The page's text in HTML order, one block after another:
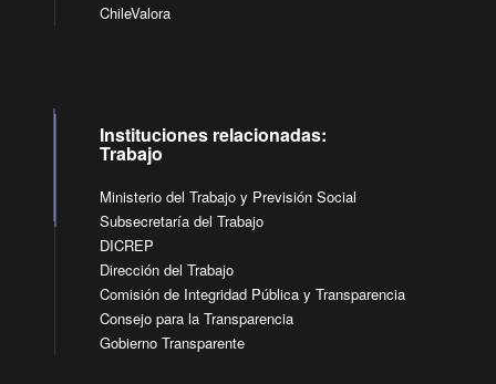
ChileValora
Instituciones relacionadas:
Trabajo
Ministerio del Trabajo y Previsión Social
Subsecretaría del Trabajo
DICREP
Dirección del Trabajo
Comisión de Integridad Pública y Transparencia
Consejo para la Transparencia
Gobierno Transparente